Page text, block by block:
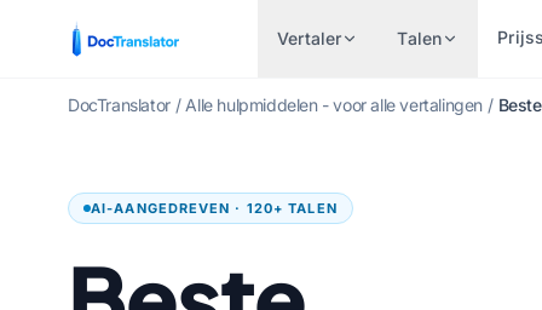
Vertaler
Financiën & Bankieren
Gezondheidszorg
Talen
Engels naar Spaans
Engels naar Frans
DocTranslator / Alle hulpmiddelen - voor alle vertalingen /
AI-AANGEDREVEN · 120+ TALEN